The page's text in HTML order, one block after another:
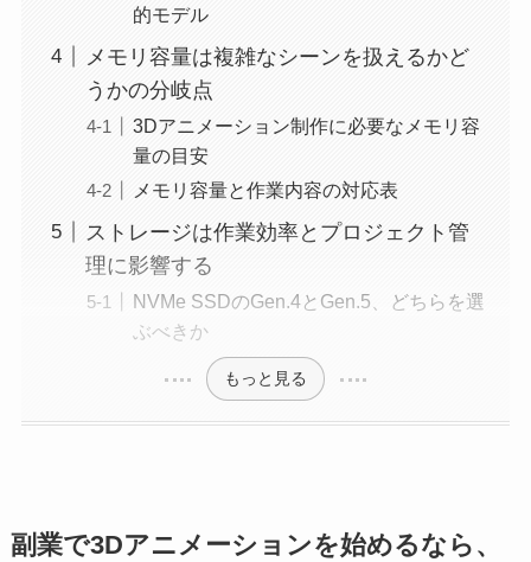
的モデル
メモリ容量は複雑なシーンを扱えるかど
うかの分岐点
3Dアニメーション制作に必要なメモリ容
量の目安
メモリ容量と作業内容の対応表
ストレージは作業効率とプロジェクト管
理に影響する
NVMe SSDのGen.4とGen.5、どちらを選
ぶべきか
もっと見る
副業で3Dアニメーションを始めるなら、